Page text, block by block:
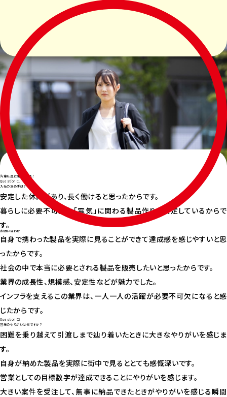
お問い合わせ
先輩社員に聞きました！
Question 01
入社の決め手は？
安定した休日があり、長く働けると思ったからです。
暮らしに必要不可欠な「電気」に関わる製品作りで安定しているからで
す。
自身で携わった製品を実際に見ることができて達成感を感じやすいと思
ったからです。
社会の中で本当に必要とされる製品を販売したいと思ったからです。
業界の成長性、規模感、安定性などが魅力でした。
インフラを支えるこの業界は、一人一人の活躍が必要不可欠になると感
じたからです。
Question 02
営業のやりがいは何ですか？
困難を乗り越えて引渡しまで辿り着いたときに大きなやりがいを感じま
す。
自身が納めた製品を実際に街中で見るととても感慨深いです。
営業としての目標数字が達成できることにやりがいを感じます。
大きい案件を受注して、無事に納品できたときがやりがいを感じる瞬間